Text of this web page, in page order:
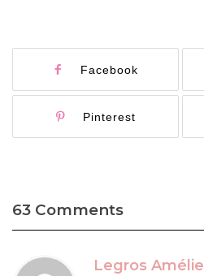
Facebook
Pinterest
63 Comments
Legros Amélie